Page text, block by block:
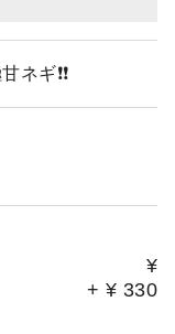
ネギ❗️❗️
¥
+ ¥ 330